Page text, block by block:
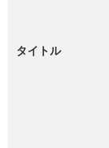
タイトル